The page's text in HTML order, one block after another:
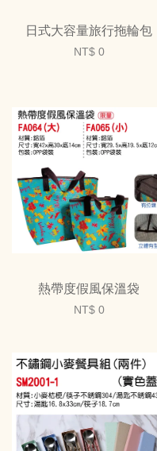
日式大容量旅行拖輪包
NT$ 0
熱帶度假風保溫袋
NT$ 0